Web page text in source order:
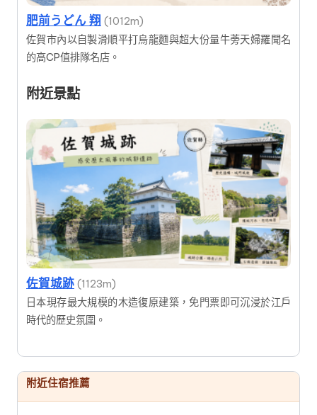
肥前うどん 翔 (1012m)
佐賀市內以自製滑順平打烏龍麵與超大份量牛蒡天婦羅聞名
的高CP值排隊名店。
附近景點
佐賀城跡 (1123m)
日本現存最大規模的木造復原建築，免門票即可沉浸於江戶
時代的歷史氛圍。
附近住宿推薦